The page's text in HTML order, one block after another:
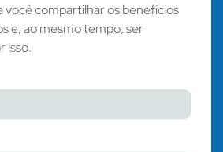
você compartilhar os benefícios
e, ao mesmo tempo, ser
isso.